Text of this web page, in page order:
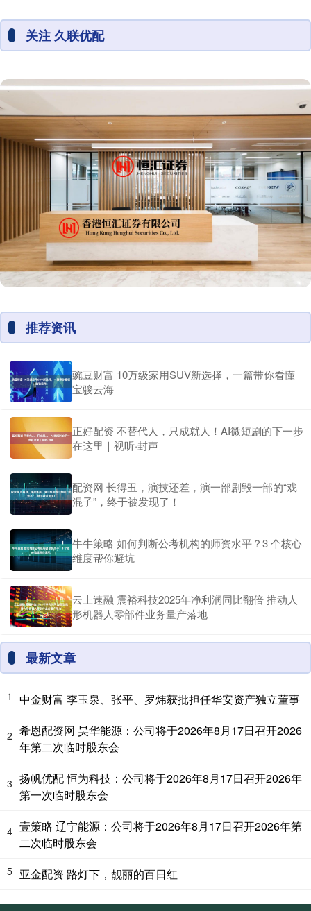
关注 久联优配
推荐资讯
豌豆财富 10万级家用SUV新选择，一篇带你看懂
宝骏云海
正好配资 不替代人，只成就人！AI微短剧的下一步
在这里｜视听·封声
配资网 长得丑，演技还差，演一部剧毁一部的“戏
混子”，终于被发现了！
牛牛策略 如何判断公考机构的师资水平？3 个核心
维度帮你避坑
云上速融 震裕科技2025年净利润同比翻倍 推动人
形机器人零部件业务量产落地
最新文章
1 中金财富 李玉泉、张平、罗炜获批担任华安资产独立董事
2 希恩配资网 昊华能源：公司将于2026年8月17日召开2026
年第二次临时股东会
3 扬帆优配 恒为科技：公司将于2026年8月17日召开2026年
第一次临时股东会
4 壹策略 辽宁能源：公司将于2026年8月17日召开2026年第
二次临时股东会
5 亚金配资 路灯下，靓丽的百日红